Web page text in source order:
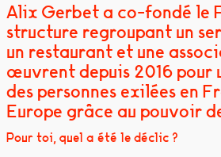
Alix Gerbet a co-fondé le
structure regroupant un
un restaurant et une
œuvrent depuis 2016 pour
des personnes exilées en
Europe grâce au pouvoir
Pour toi, quel a été le déclic ?